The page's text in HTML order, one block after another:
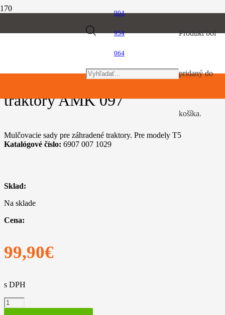
904
954
064
Products
search
Produktbol
pridaný do
košíka.
Záhradné traktory
Mulčovacia sada pre záhradné
traktory AMK 097
Mulčovacie sady pre záhradené traktory. Pre modely T5
Katalógové číslo: 6907 007 1029
Sklad:
Na sklade
Cena:
99,90€
s DPH
množstvo
Mulčovacia